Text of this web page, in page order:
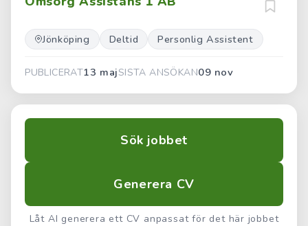
Jönköping Deltid Personlig Assistent
PUBLICERAT13 majSISTA ANSÖKAN09 nov
Sök jobbet
Generera CV
Låt AI generera ett CV anpassat för det här jobbet